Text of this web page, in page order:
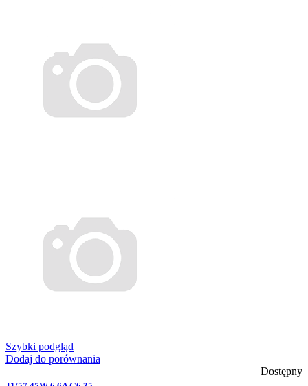
Szybki podgląd
Dodaj do porównania
Dostępny